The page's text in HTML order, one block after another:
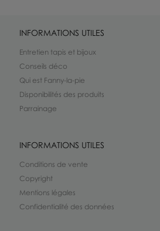
INFORMATIONS UTILES
Entretien tapis et bijoux
Conseils déco
Qui est Fanny-la-pie
Disponibilités des produits
Parrainage
INFORMATIONS UTILES
Conditions de vente
Copyright
Mentions légales
Confidentialité des données